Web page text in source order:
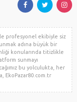
profesyonel ekibiyle siz
adına büyük bir
konularında titizlikle
sunmayı
bu yolculukta, her
EkoPazar80.com.tr